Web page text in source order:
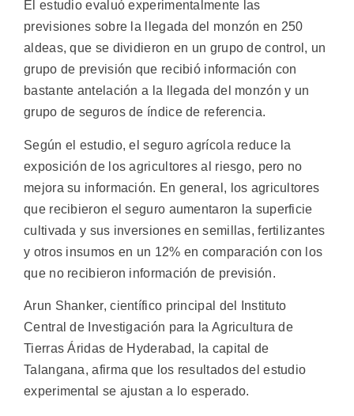
El estudio evaluó experimentalmente las
previsiones sobre la llegada del monzón en 250
aldeas, que se dividieron en un grupo de control, un
grupo de previsión que recibió información con
bastante antelación a la llegada del monzón y un
grupo de seguros de índice de referencia.
Según el estudio, el seguro agrícola reduce la
exposición de los agricultores al riesgo, pero no
mejora su información. En general, los agricultores
que recibieron el seguro aumentaron la superficie
cultivada y sus inversiones en semillas, fertilizantes
y otros insumos en un 12% en comparación con los
que no recibieron información de previsión.
Arun Shanker, científico principal del Instituto
Central de Investigación para la Agricultura de
Tierras Áridas de Hyderabad, la capital de
Talangana, afirma que los resultados del estudio
experimental se ajustan a lo esperado.